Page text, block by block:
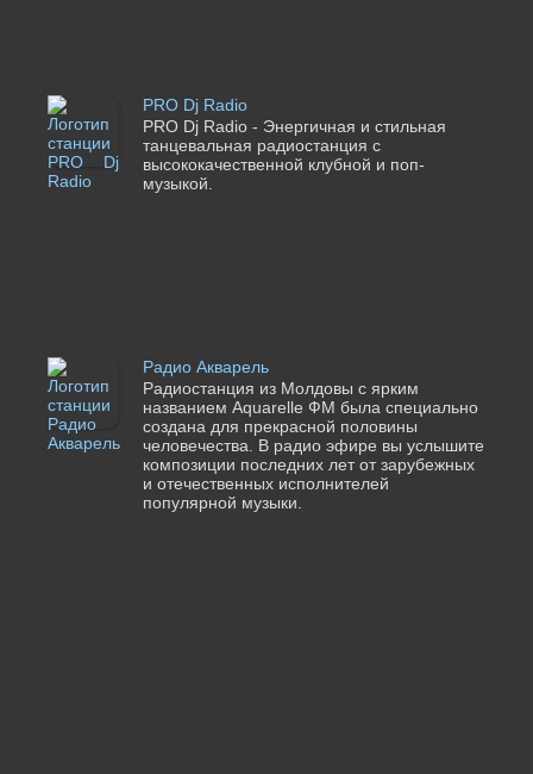
PRO Dj Radio
PRO Dj Radio - Энергичная и стильная
танцевальная радиостанция с
высококачественной клубной и поп-
музыкой.
Радио Акварель
Радиостанция из Молдовы с ярким
названием Aquarelle ФМ была специально
создана для прекрасной половины
человечества. В радио эфире вы услышите
композиции последних лет от зарубежных
и отечественных исполнителей
популярной музыки.